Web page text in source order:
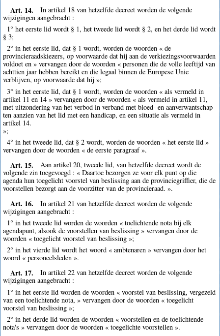
Art. 14.
In artikel 18 van hetzelfde decreet worden de volgende
wijzigingen aangebracht :
1° het eerste lid wordt § 1, het tweede lid wordt § 2, en het derde lid wordt
§ 3;
2° in het eerste lid, dat § 1 wordt, worden de woorden « de
provincieraadskiezers, op voorwaarde dat hij aan de verkiezingsvoorwaarden
voldoet en » vervangen door de woorden « personen die de volle leeftijd van
achttien jaar hebben bereikt en die legaal binnen de Europese Unie
verblijven, op voorwaarde dat hij »;
3° in het eerste lid, dat § 1 wordt, worden de woorden « als vermeld in
artikel 11 en 14 » vervangen door de woorden « als vermeld in artikel 11,
met uitzondering van het verbod in verband met bloed- en aanverwantschap
ten aanzien van het lid met een handicap, en een situatie als vermeld in
artikel 14.
»;
4° in het tweede lid, dat § 2 wordt, worden de woorden « het eerste lid »
vervangen door de woorden « de eerste paragraaf ».
Art. 15.
Aan artikel 20, tweede lid, van hetzelfde decreet wordt de
volgende zin toegevoegd : « Daartoe bezorgen ze voor elk punt op die
agenda hun toegelicht voorstel van beslissing aan de provinciegriffier, die de
voorstellen bezorgt aan de voorzitter van de provincieraad. ».
Art. 16.
In artikel 21 van hetzelfde decreet worden de volgende
wijzigingen aangebracht :
1° in het tweede lid worden de woorden « toelichtende nota bij elk
agendapunt, alsook de voorstellen van beslissing » vervangen door de
woorden « toegelicht voorstel van beslissing »;
2° in het vierde lid wordt het woord « ambtenaren » vervangen door het
woord « personeelsleden ».
Art. 17.
In artikel 22 van hetzelfde decreet worden de volgende
wijzigingen aangebracht :
1° in het eerste lid worden de woorden « voorstel van beslissing, vergezeld
van een toelichtende nota, » vervangen door de woorden « toegelicht
voorstel van beslissing »;
2° in het derde lid worden de woorden « voorstellen en de toelichtende
nota's » vervangen door de woorden « toegelichte voorstellen ».